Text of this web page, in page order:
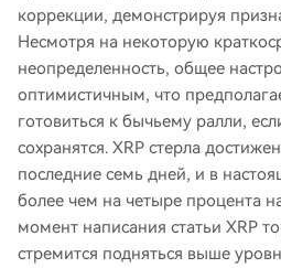
коррекции, демонстрируя
Несмотря на некоторую
неопределенность, общее
оптимистичным, что
готовиться к бычьему ралли,
сохранятся. XRP стерла
последние семь дней, и в
более чем на четыре процента
момент написания статьи XRP
стремится подняться выше